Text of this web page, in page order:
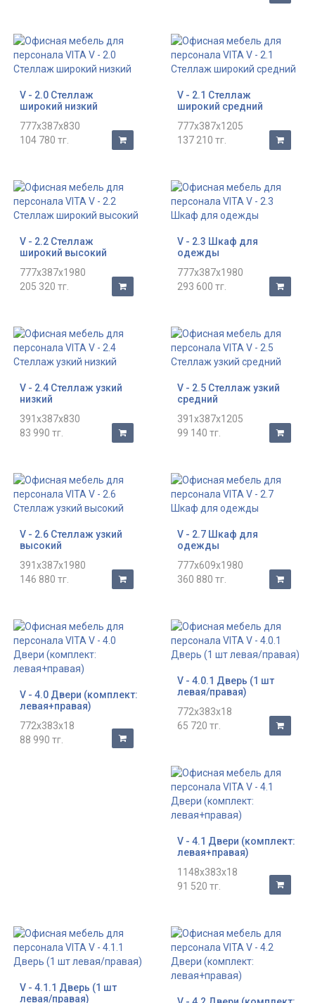
V - 2.0 Стеллаж
широкий низкий
777x387x830
104 780 тг.
V - 2.1 Стеллаж
широкий средний
777x387x1205
137 210 тг.
V - 2.2 Стеллаж
широкий высокий
777x387x1980
205 320 тг.
V - 2.3 Шкаф для
одежды
777x387x1980
293 600 тг.
V - 2.4 Стеллаж узкий
низкий
391x387x830
83 990 тг.
V - 2.5 Стеллаж узкий
средний
391x387x1205
99 140 тг.
V - 2.6 Стеллаж узкий
высокий
391x387x1980
146 880 тг.
V - 2.7 Шкаф для
одежды
777x609x1980
360 880 тг.
V - 4.0 Двери (комплект:
левая+правая)
772x383x18
88 990 тг.
V - 4.0.1 Дверь (1 шт
левая/правая)
772x383x18
65 720 тг.
V - 4.1 Двери (комплект:
левая+правая)
1148x383x18
91 520 тг.
V - 4.1.1 Дверь (1 шт
левая/правая)